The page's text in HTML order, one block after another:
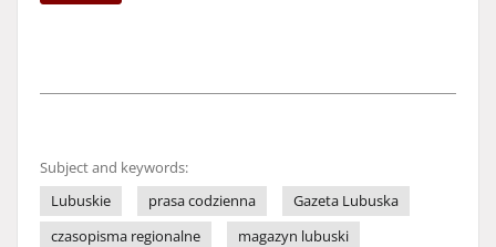
Subject and keywords:
Lubuskie
prasa codzienna
Gazeta Lubuska
czasopisma regionalne
magazyn lubuski